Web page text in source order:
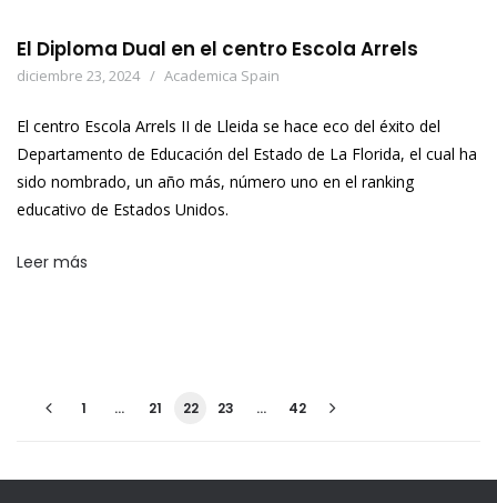
El Diploma Dual en el centro Escola Arrels
diciembre 23, 2024 Academica Spain
El centro Escola Arrels II de Lleida se hace eco del éxito del
Departamento de Educación del Estado de La Florida, el cual ha
sido nombrado, un año más, número uno en el ranking
educativo de Estados Unidos.
Leer más
1 … 21 22 23 … 42